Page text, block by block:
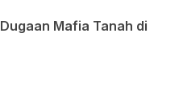
Mafia Tanah di